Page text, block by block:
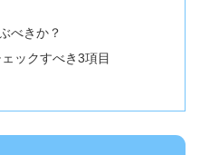
べきか？
ックすべき3項目